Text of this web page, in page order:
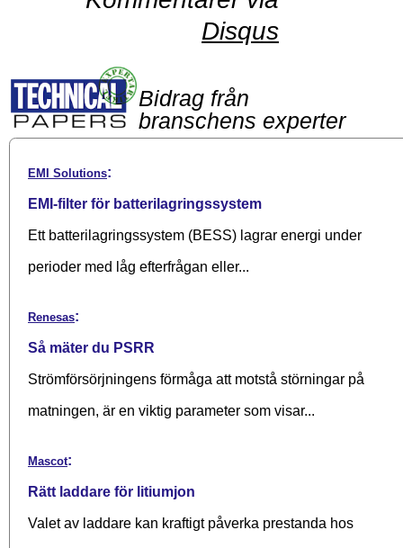
Disqus
Bidrag från
branschens experter
EMI Solutions:
EMI-filter för batterilagringssystem
Ett batterilagringssystem (BESS) lagrar energi under
perioder med låg efterfrågan eller...
Renesas:
Så mäter du PSRR
Strömförsörjningens förmåga att motstå störningar på
matningen, är en viktig parameter som visar...
Mascot:
Rätt laddare för litiumjon
Valet av laddare kan kraftigt påverka prestanda hos